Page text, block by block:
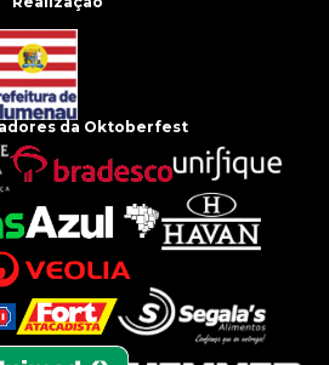
da Oktoberfest